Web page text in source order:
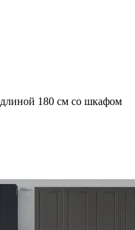
180 см со шкафом